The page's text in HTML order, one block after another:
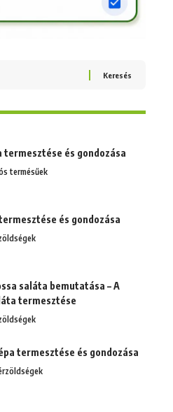
termesztése és gondozása
termésűek
és gondozása
saláta bemutatása – A
termesztése
termesztése és gondozása